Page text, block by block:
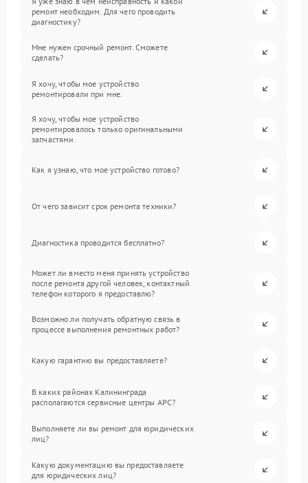
ремонт необходим. Для чего проводить
диагностику?
Мне нужен срочный ремонт. Сможете
сделать?
Я хочу, чтобы мое устройство
ремонтировали при мне.
Я хочу, чтобы мое устройство
ремонтировалось только оригинальными
запчастями.
Как я узнаю, что мое устройство готово?
От чего зависит срок ремонта техники?
Диагностика проводится бесплатно?
Может ли вместо меня принять устройство
после ремонта другой человек, контактный
телефон которого я предоставлю?
Возможно ли получать обратную связь в
процессе выполнения ремонтных работ?
Какую гарантию вы предоставляете?
В каких районах Калининграда
располагаются сервисные центры APC?
Выполняете ли вы ремонт для юридических
лиц?
Какую документацию вы предоставляете
для юридических лиц?